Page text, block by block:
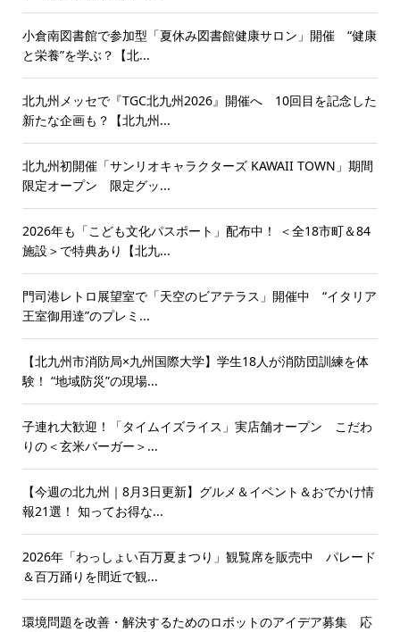
小倉南図書館で参加型「夏休み図書館健康サロン」開催 “健康
と栄養”を学ぶ？【北...
北九州メッセで『TGC北九州2026』開催へ 10回目を記念した
新たな企画も？【北九州...
北九州初開催「サンリオキャラクターズ KAWAII TOWN」期間
限定オープン 限定グッ...
2026年も「こども文化パスポート」配布中！ ＜全18市町＆84
施設＞で特典あり【北九...
門司港レトロ展望室で「天空のビアテラス」開催中 “イタリア
王室御用達”のプレミ...
【北九州市消防局×九州国際大学】学生18人が消防団訓練を体
験！ “地域防災”の現場...
子連れ大歓迎！「タイムイズライス」実店舗オープン こだわ
りの＜玄米バーガー＞...
【今週の北九州｜8月3日更新】グルメ＆イベント＆おでかけ情
報21選！ 知ってお得な...
2026年「わっしょい百万夏まつり」観覧席を販売中 パレード
＆百万踊りを間近で観...
環境問題を改善・解決するためのロボットのアイデア募集 応